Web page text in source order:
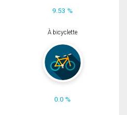
9.53 %
À bicyclette
0.0 %